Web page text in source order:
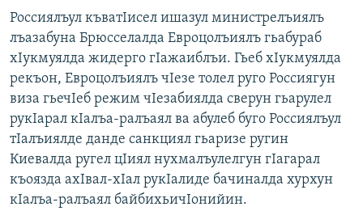
Вернутся
поиску
КАВКАЗ.РЕАЛИИ
СЕВЕР.РЕАЛИИ
СИБИРЬ.РЕАЛИИ
РАСПИСАНИЕ ВЕЩАНИЯ
ПОДПИШИТЕСЬ НА РАССЫЛКУ
СОЦИАЛЬНЫЕ СЕТИ
Россиялъул къватIисел ишазул министрелъиялъ
лъазабуна Брюсселалда Евроцолъиялъ гьабураб
хIукмуялда жидерго гIажаиблъи. Гьеб хIукмуялда
рекъон, Евроцолъиялъ чIезе толел руго Россиягун
виза гьечIеб режим чIезабиялда сверун гьарулел
рукIарал кIалъа-ралъаял ва абулеб буго Россиялъул
тIалъиялде данде санкциял гьаризе ругин
Киевалда ругел цIиял нухмалъулелгун гIагарал
къоязда ахIвал-хIал рукIалиде бачиналда хурхун
кIалъа-ралъаял байбихьичIонийин.